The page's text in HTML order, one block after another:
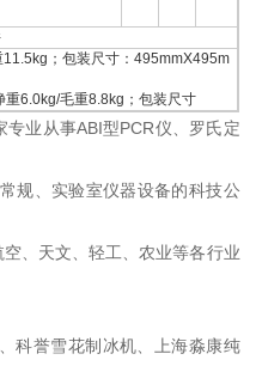
；包装尺寸：495mmX495m
6.0kg/毛重8.8kg；包装尺寸
业从事ABI型PCR仪、罗氏定
规、实验室仪器设备的科技公
、天文、轻工、农业等各行业
科誉雪花制冰机、上海淼康纯